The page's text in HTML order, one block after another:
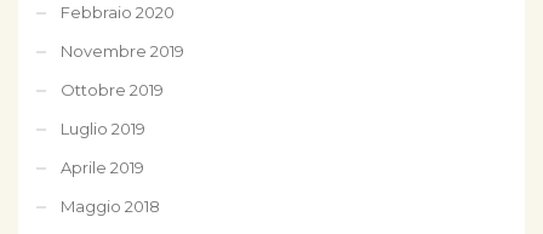
Febbraio 2020
Novembre 2019
Ottobre 2019
Luglio 2019
Aprile 2019
Maggio 2018